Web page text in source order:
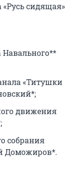
«Русь сидящая»
Навального**
«Титушки
движения
собрания
Доможиров*.